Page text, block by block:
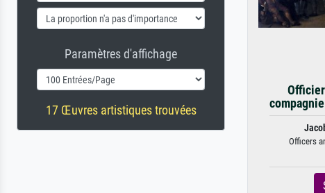
Paramètres d'affichage
17 Œuvres artistiques trouvées
Officers